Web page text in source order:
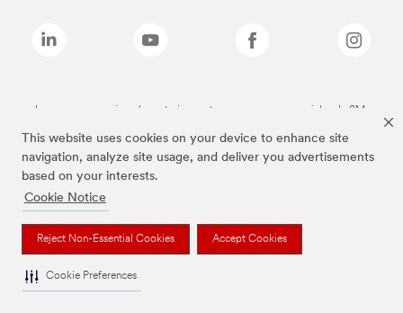
This website uses cookies on your device to enhance site
navigation, analyze site usage, and deliver you advertisements
based on your interests.
Cookie Notice
Reject Non-Essential Cookies Accept Cookies
Cookie Preferences
Las marcas mencionadas anteriormente son marcas comerciales de 3M.